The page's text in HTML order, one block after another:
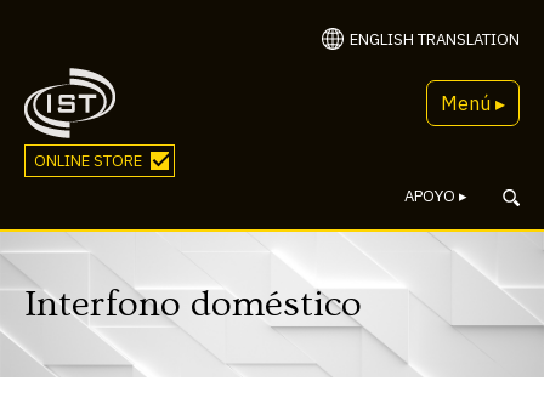
ENGLISH TRANSLATION
Menú ▸
ONLINE STORE
APOYO ▸
Interfono doméstico